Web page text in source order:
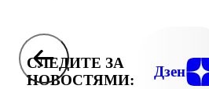
СЛЕДИТЕ ЗА
НОВОСТЯМИ:
Дзен